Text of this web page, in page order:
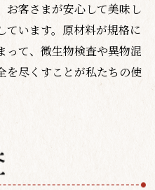
お客さまが安心して美味し
ています。原材料が規格に
って、微生物検査や異物混
を尽くすことが私たちの使